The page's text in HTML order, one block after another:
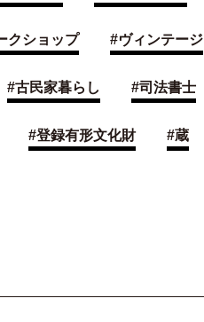
クショップ #ヴィンテージ
#古民家暮らし #司法書士
#登録有形文化財 #蔵